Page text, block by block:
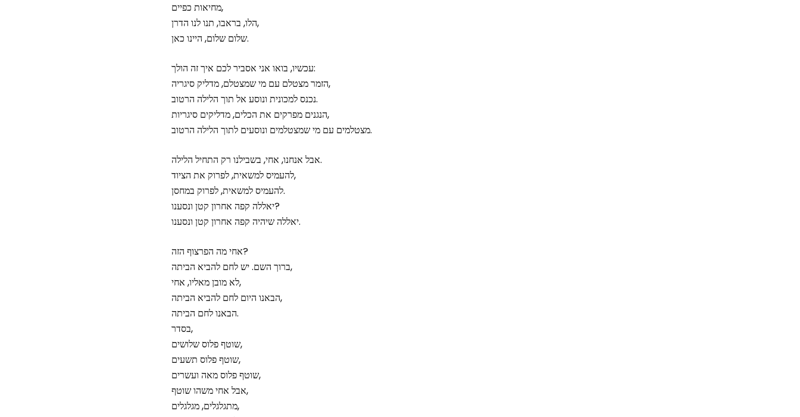
מחיאות כפיים,
הלו, בראבו, תנו לנו הדרן,
שלום שלום, היינו כאן.
עכשיו, בואו אני אסביר לכם איך זה הולך:
הזמר מצטלם עם מי שמצטלם, מדליק סיגריה,
נכנס למכונית ונוסע אל תוך הלילה הרטוב.
הנגנים מפרקים את הכלים, מדליקים סיגריות,
מצטלמים עם מי שמצטלמים ונוסעים לתוך הלילה הרטוב.
אבל אנחנו, אחי, בשבילנו רק התחיל הלילה.
להעמיס למשאית, לפרוק את הציוד,
להעמיס למשאית, לפרוק במחסן.
יאללה קפה אחרון קטן ונסענו?
יאללה שיהיה קפה אחרון קטן ונסענו.
אחי מה הפרצוף הזה?
ברוך השם. יש לחם להביא הביתה,
לא מובן מאליו, אחי,
הבאנו היום לחם להביא הביתה,
הבאנו לחם הביתה.
בסדר,
שוטף פלוס שלושים,
שוטף פלוס תשעים,
שוטף פלוס מאה ועשרים,
אבל אחי משהו שוטף,
מתגלגלים, מגלגלים,